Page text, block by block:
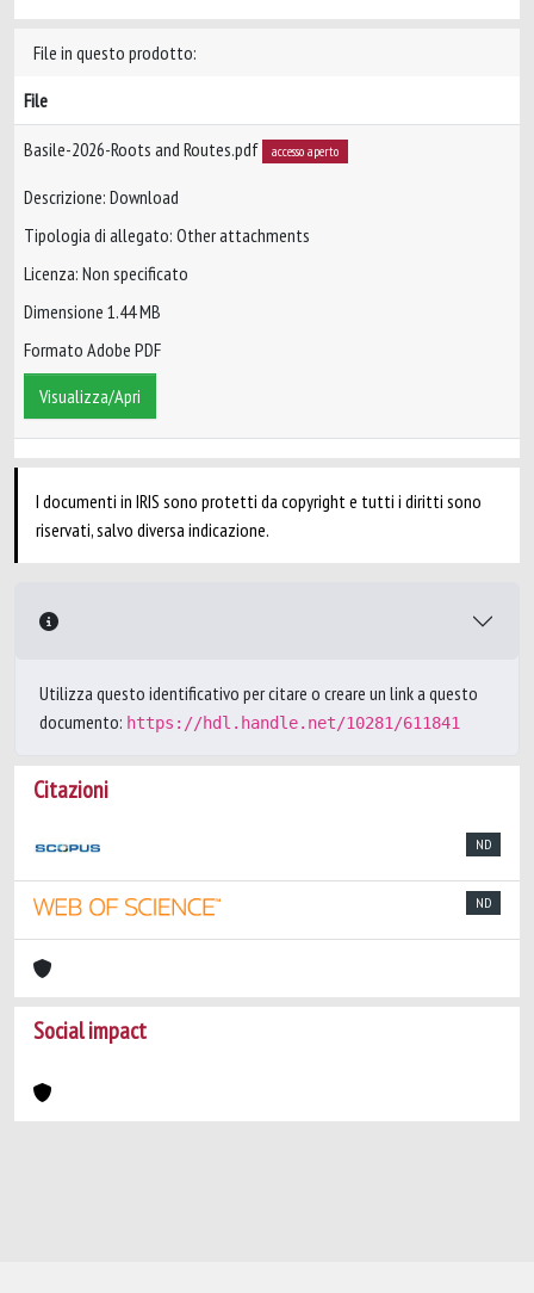
File in questo prodotto:
File
Basile-2026-Roots and Routes.pdf accesso aperto
Descrizione: Download
Tipologia di allegato: Other attachments
Licenza: Non specificato
Dimensione 1.44 MB
Formato Adobe PDF
Visualizza/Apri
I documenti in IRIS sono protetti da copyright e tutti i diritti sono
riservati, salvo diversa indicazione.
Utilizza questo identificativo per citare o creare un link a questo
documento: https://hdl.handle.net/10281/611841
Citazioni
ND
ND
Social impact